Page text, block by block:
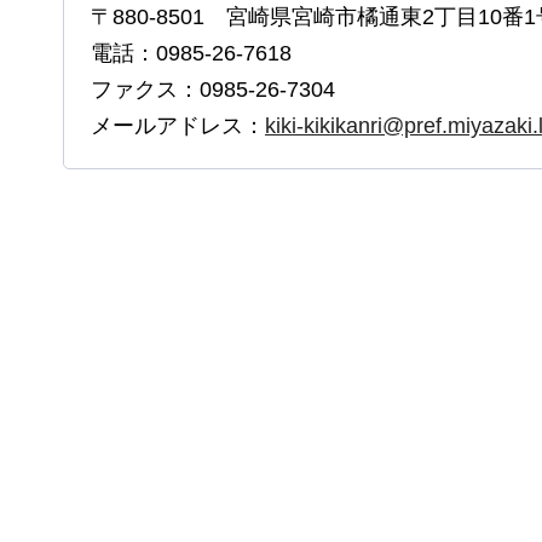
〒880-8501 宮崎県宮崎市橘通東2丁目10番1
電話：0985-26-7618
ファクス：0985-26-7304
メールアドレス： kiki-